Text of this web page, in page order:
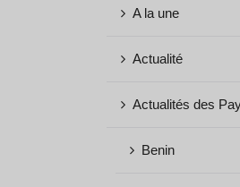
A la une
Actualité
Actualités des
Benin